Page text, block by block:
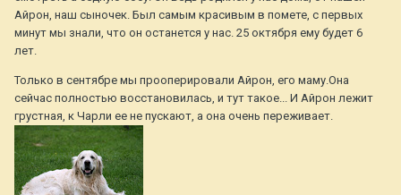
Айрон, наш сыночек. Был самым красивым в помете, с первых
минут мы знали, что он останется у нас. 25 октября ему будет 6
лет.
Только в сентябре мы прооперировали Айрон, его маму.Она
сейчас полностью восстановилась, и тут такое... И Айрон лежит
грустная, к Чарли ее не пускают, а она очень переживает.